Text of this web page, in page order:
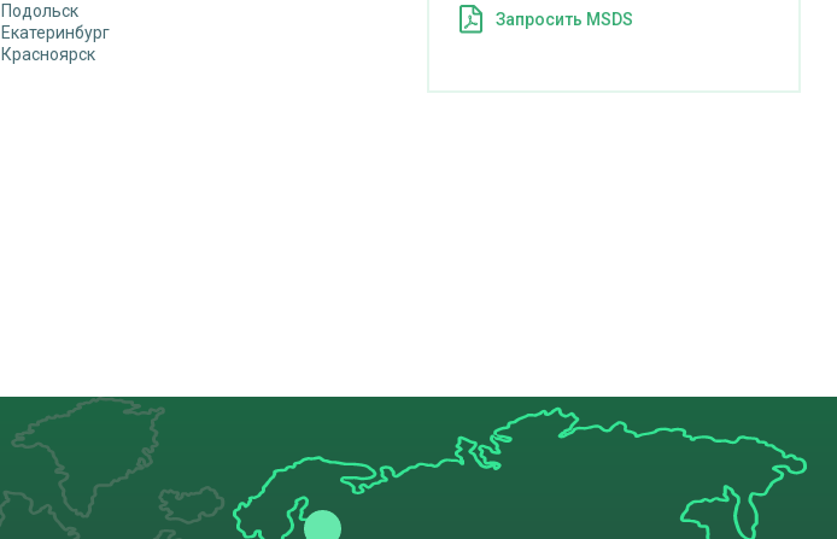
Подольск
Екатеринбург
Красноярск
Запросить MSDS